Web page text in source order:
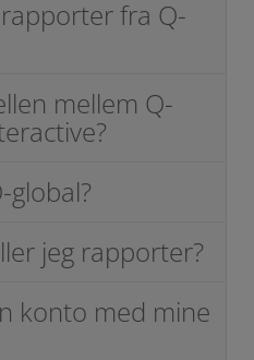
fra Q-
mellem Q-
global?
jeg rapporter?
konto med mine